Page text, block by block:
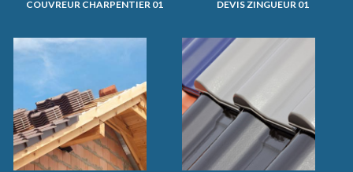
COUVREUR CHARPENTIER 01 DEVIS ZINGUEUR 01